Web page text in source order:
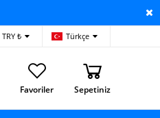
TRY ₺ Türkçe
Favoriler Sepetiniz